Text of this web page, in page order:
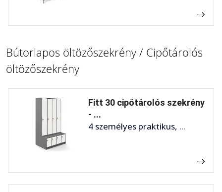
Bútorlapos öltözőszekrény / Cipőtárolós
öltözőszekrény
Fitt 30 cipőtárolós szekrény
- ...
4 személyes praktikus, ...